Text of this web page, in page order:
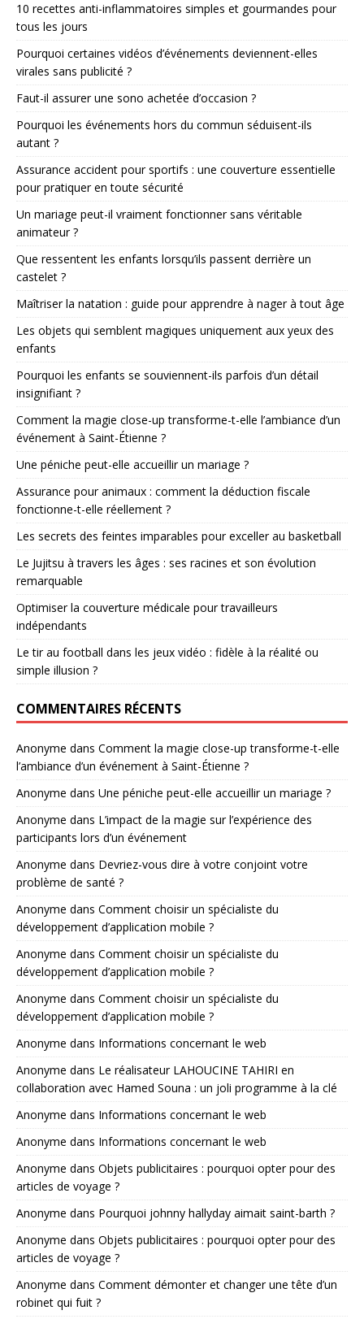
10 recettes anti-inflammatoires simples et gourmandes pour
tous les jours
Pourquoi certaines vidéos d’événements deviennent-elles
virales sans publicité ?
Faut-il assurer une sono achetée d’occasion ?
Pourquoi les événements hors du commun séduisent-ils
autant ?
Assurance accident pour sportifs : une couverture essentielle
pour pratiquer en toute sécurité
Un mariage peut-il vraiment fonctionner sans véritable
animateur ?
Que ressentent les enfants lorsqu’ils passent derrière un
castelet ?
Maîtriser la natation : guide pour apprendre à nager à tout âge
Les objets qui semblent magiques uniquement aux yeux des
enfants
Pourquoi les enfants se souviennent-ils parfois d’un détail
insignifiant ?
Comment la magie close-up transforme-t-elle l’ambiance d’un
événement à Saint-Étienne ?
Une péniche peut-elle accueillir un mariage ?
Assurance pour animaux : comment la déduction fiscale
fonctionne-t-elle réellement ?
Les secrets des feintes imparables pour exceller au basketball
Le Jujitsu à travers les âges : ses racines et son évolution
remarquable
Optimiser la couverture médicale pour travailleurs
indépendants
Le tir au football dans les jeux vidéo : fidèle à la réalité ou
simple illusion ?
COMMENTAIRES RÉCENTS
Anonyme dans Comment la magie close-up transforme-t-elle
l’ambiance d’un événement à Saint-Étienne ?
Anonyme dans Une péniche peut-elle accueillir un mariage ?
Anonyme dans L’impact de la magie sur l’expérience des
participants lors d’un événement
Anonyme dans Devriez-vous dire à votre conjoint votre
problème de santé ?
Anonyme dans Comment choisir un spécialiste du
développement d’application mobile ?
Anonyme dans Comment choisir un spécialiste du
développement d’application mobile ?
Anonyme dans Comment choisir un spécialiste du
développement d’application mobile ?
Anonyme dans Informations concernant le web
Anonyme dans Le réalisateur LAHOUCINE TAHIRI en
collaboration avec Hamed Souna : un joli programme à la clé
Anonyme dans Informations concernant le web
Anonyme dans Informations concernant le web
Anonyme dans Objets publicitaires : pourquoi opter pour des
articles de voyage ?
Anonyme dans Pourquoi johnny hallyday aimait saint-barth ?
Anonyme dans Objets publicitaires : pourquoi opter pour des
articles de voyage ?
Anonyme dans Comment démonter et changer une tête d’un
robinet qui fuit ?